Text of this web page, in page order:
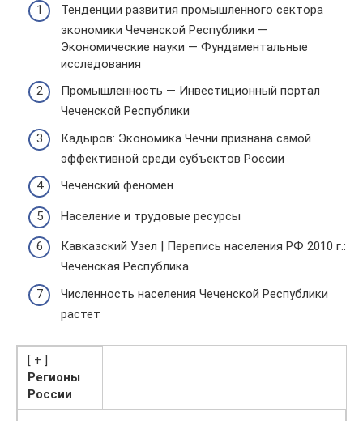
Тенденции развития промышленного сектора
экономики Чеченской Республики —
Экономические науки — Фундаментальные
исследования
Промышленность — Инвестиционный портал
Чеченской Республики
Кадыров: Экономика Чечни признана самой
эффективной среди субъектов России
Чеченский феномен
Население и трудовые ресурсы
Кавказский Узел | Перепись населения РФ 2010 г.:
Чеченская Республика
Численность населения Чеченской Республики
растет
[ + ]
Регионы
России